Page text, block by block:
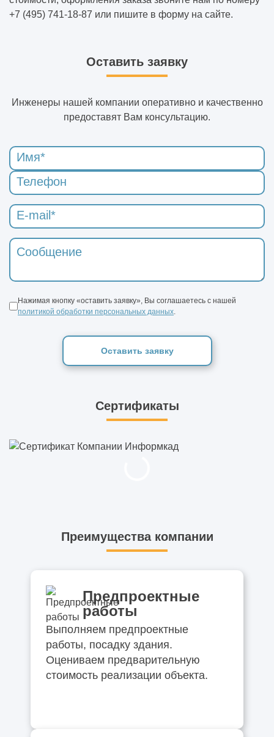
+7 (495) 741-18-87 или пишите в форму на сайте.
Оставить заявку
Инженеры нашей компании оперативно и качественно
предоставят Вам консультацию.
Нажимая кнопку «оставить заявку», Вы соглашаетесь с нашей
политикой обработки персональных данных.
Оставить заявку
Сертификаты
Преимущества компании
Предпроектные
работы
Выполняем предпроектные
работы, посадку здания.
Оцениваем предварительную
стоимость реализации объекта.